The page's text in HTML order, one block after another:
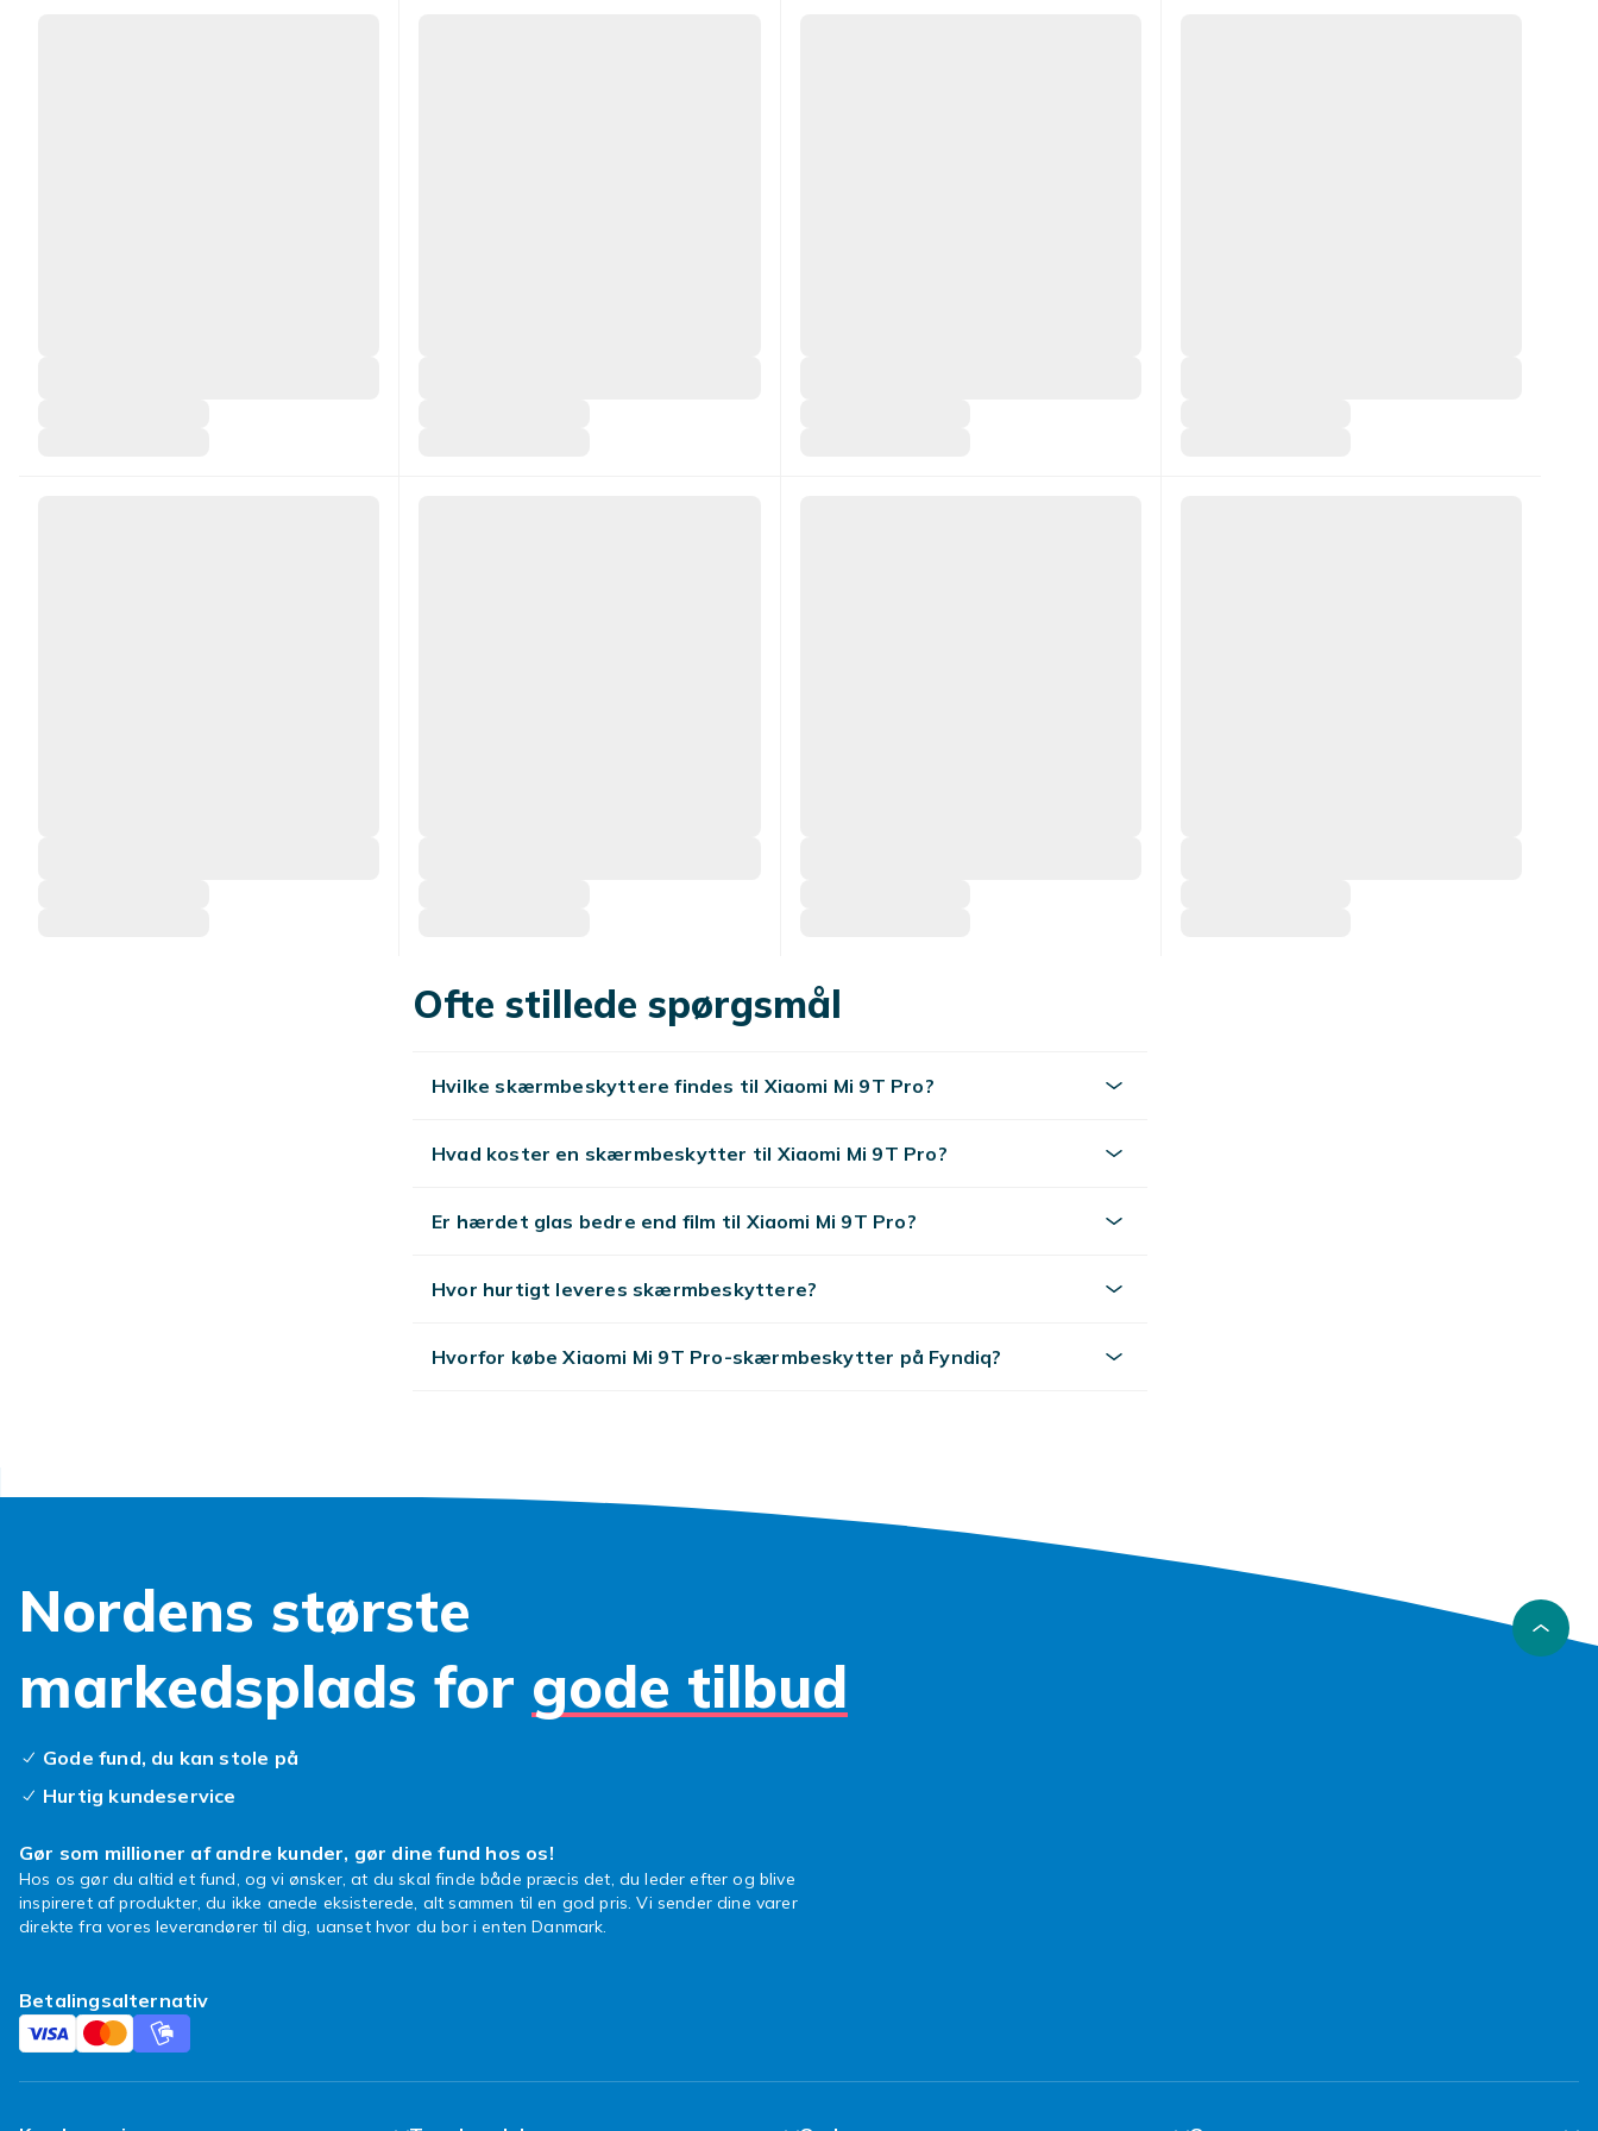
Ofte stillede spørgsmål
Hvilke skærmbeskyttere findes til Xiaomi Mi 9T Pro?
Hvad koster en skærmbeskytter til Xiaomi Mi 9T Pro?
Er hærdet glas bedre end film til Xiaomi Mi 9T Pro?
Hvor hurtigt leveres skærmbeskyttere?
Hvorfor købe Xiaomi Mi 9T Pro-skærmbeskytter på Fyndiq?
Nordens største
markedsplads for gode tilbud
Gode fund, du kan stole på
Hurtig kundeservice
Gør som millioner af andre kunder, gør dine fund hos os!
Hos os gør du altid et fund, og vi ønsker, at du skal finde både præcis det, du leder efter og blive
inspireret af produkter, du ikke anede eksisterede, alt sammen til en god pris. Vi sender dine varer
direkte fra vores leverandører til dig, uanset hvor du bor i enten Danmark.
Betalingsalternativ